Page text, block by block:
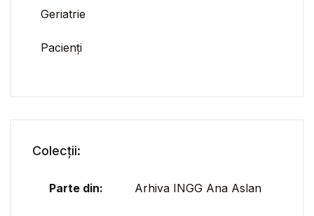
Geriatrie
Pacienți
Colecții:
Parte din: Arhiva INGG Ana Aslan